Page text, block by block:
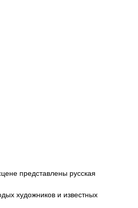
представлены русская
художников и известных